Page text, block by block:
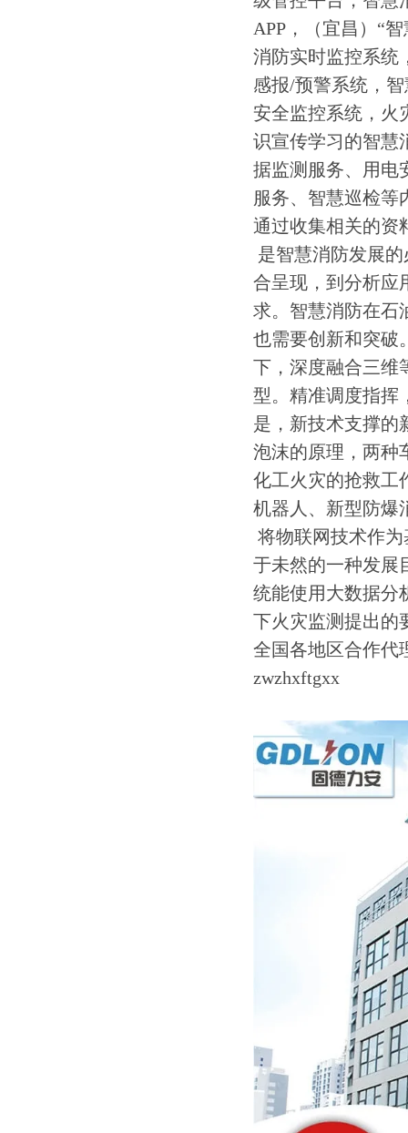
APP，（宜昌）“
消防实时监控系统
感报/预警系统，
安全监控系统，火
识宣传学习的智慧
据监测服务、用电
服务、智慧巡检等
通过收集相关的资
是智慧消防发展
合呈现，到分析应
求。智慧消防在石
也需要创新和突破
下，深度融合三维
型。精准调度指挥
是，新技术支撑的
泡沫的原理，两种
化工火灾的抢救工
机器人、新型防爆
将物联网技术作
于未然的一种发展
统能使用大数据分
下火灾监测提出的
全国各地区合作代
zwzhxftgxx